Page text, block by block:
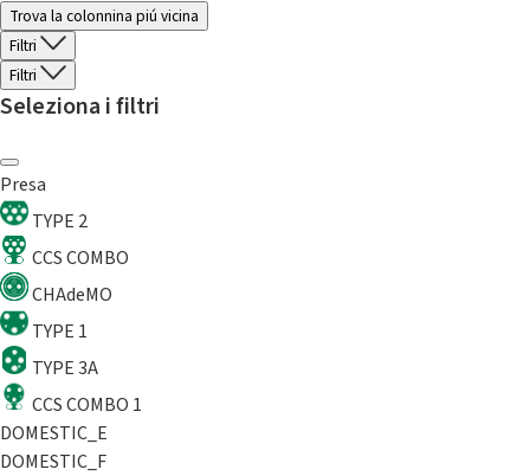
Trova la colonnina piú vicina
Filtri
Filtri
Seleziona i filtri
Presa
TYPE 2
CCS COMBO
CHAdeMO
TYPE 1
TYPE 3A
CCS COMBO 1
DOMESTIC_E
DOMESTIC_F